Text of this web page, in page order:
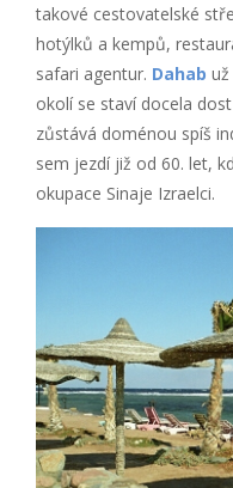
takové cestovatelské
hotýlků a kempů,
safari agentur. Dahab
okolí se staví docela
zůstává doménou spíš
sem jezdí již od 60. let,
okupace Sinaje Izraelci.